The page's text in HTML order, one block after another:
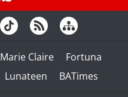
Marie Claire
Fortuna
Lunateen BATimes